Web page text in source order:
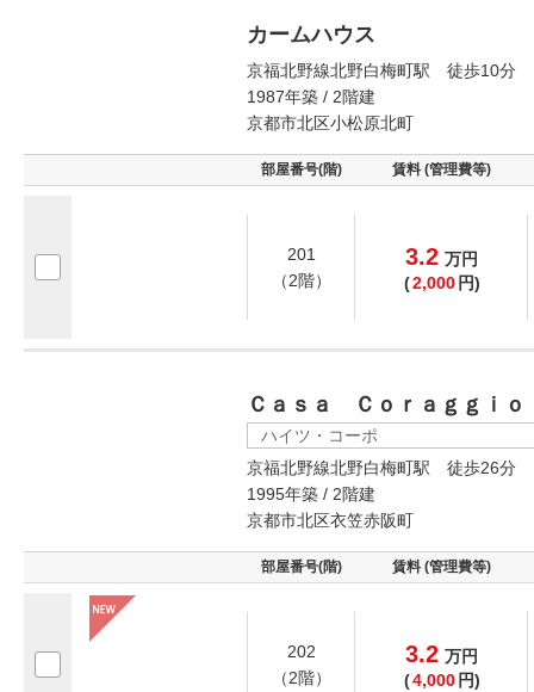
カームハウス
京福北野線北野白梅町駅 徒歩10分
1987年築 / 2階建
京都市北区小松原北町
部屋番号(階) 賃料 (管理費等)
201
（2階）
3.2 万円
(2,000 円)
Ｃａｓａ Ｃｏｒａｇｇｉｏ
ハイツ・コーポ
京福北野線北野白梅町駅 徒歩26分
1995年築 / 2階建
京都市北区衣笠赤阪町
部屋番号(階) 賃料 (管理費等)
202
（2階）
3.2 万円
(4,000 円)